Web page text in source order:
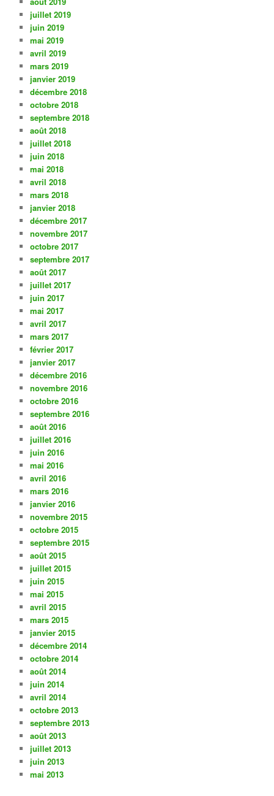
juillet 2019
juin 2019
mai 2019
avril 2019
mars 2019
janvier 2019
décembre 2018
octobre 2018
septembre 2018
août 2018
juillet 2018
juin 2018
mai 2018
avril 2018
mars 2018
janvier 2018
décembre 2017
novembre 2017
octobre 2017
septembre 2017
août 2017
juillet 2017
juin 2017
mai 2017
avril 2017
mars 2017
février 2017
janvier 2017
décembre 2016
novembre 2016
octobre 2016
septembre 2016
août 2016
juillet 2016
juin 2016
mai 2016
avril 2016
mars 2016
janvier 2016
novembre 2015
octobre 2015
septembre 2015
août 2015
juillet 2015
juin 2015
mai 2015
avril 2015
mars 2015
janvier 2015
décembre 2014
octobre 2014
août 2014
juin 2014
avril 2014
octobre 2013
septembre 2013
août 2013
juillet 2013
juin 2013
mai 2013